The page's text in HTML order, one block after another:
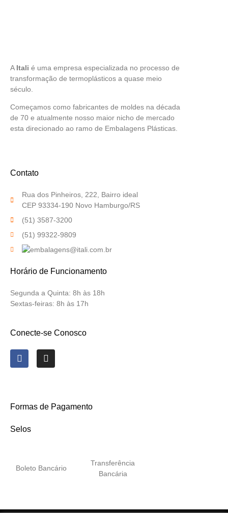
A Itali é uma empresa especializada no processo de
transformação de termoplásticos a quase meio
século.
Começamos como fabricantes de moldes na década
de 70 e atualmente nosso maior nicho de mercado
esta direcionado ao ramo de Embalagens Plásticas.
Contato
Rua dos Pinheiros, 222, Bairro ideal
CEP 93334-190 Novo Hamburgo/RS
(51) 3587-3200
(51) 99322-9809
Horário de Funcionamento
Segunda a Quinta: 8h às 18h
Sextas-feiras: 8h às 17h
Conecte-se Conosco
Formas de Pagamento
Selos
Boleto Bancário
Transferência
Bancária